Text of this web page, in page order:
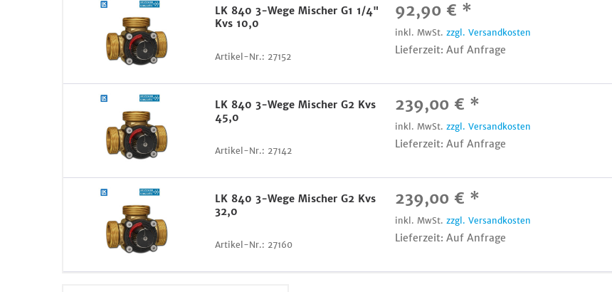
LK 840 3-Wege Mischer G1 1/4"
Kvs 10,0
Artikel-Nr.: 27152
92,90 € *
inkl. MwSt.zzgl. Versandkosten
Lieferzeit: Auf Anfrage
LK 840 3-Wege Mischer G2 Kvs
45,0
Artikel-Nr.: 27142
239,00 € *
inkl. MwSt.zzgl. Versandkosten
Lieferzeit: Auf Anfrage
LK 840 3-Wege Mischer G2 Kvs
32,0
Artikel-Nr.: 27160
239,00 € *
inkl. MwSt.zzgl. Versandkosten
Lieferzeit: Auf Anfrage